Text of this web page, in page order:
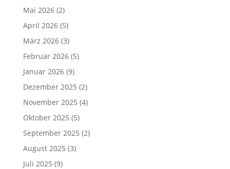
Mai 2026(2)
April 2026(5)
März 2026(3)
Februar 2026(5)
Januar 2026(9)
Dezember 2025 (2)
November 2025 (4)
Oktober 2025 (5)
September 2025 (2)
August 2025 (3)
Juli 2025 (9)